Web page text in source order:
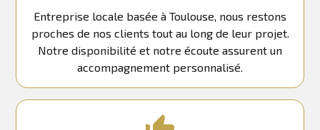
Entreprise locale basée à Toulouse, nous restons
proches de nos clients tout au long de leur projet.
Notre disponibilité et notre écoute assurent un
accompagnement personnalisé.